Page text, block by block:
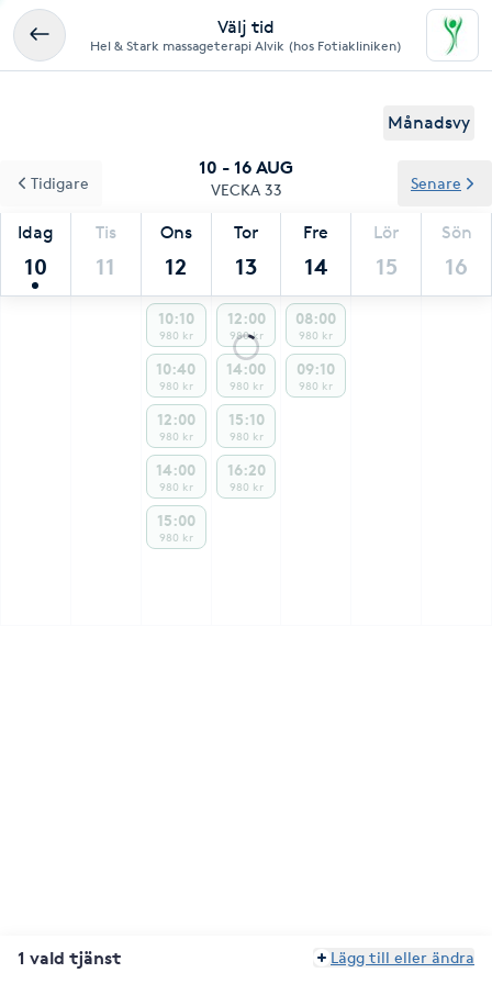
Välj tid
Hel & Stark massageterapi Alvik (hos Fotiakliniken)
Månadsvy
10 - 16 AUG
VECKA 33
Idag
10
Tis
11
Ons
12
Tor
13
Fre
14
Lör
15
Sön
16
Tidigare Senare
10:10
980 kr
10:40
980 kr
12:00
980 kr
14:00
980 kr
15:00
980 kr
12:00
980 kr
14:00
980 kr
15:10
980 kr
16:20
980 kr
08:00
980 kr
09:10
980 kr
1 vald tjänst Lägg till eller ändra